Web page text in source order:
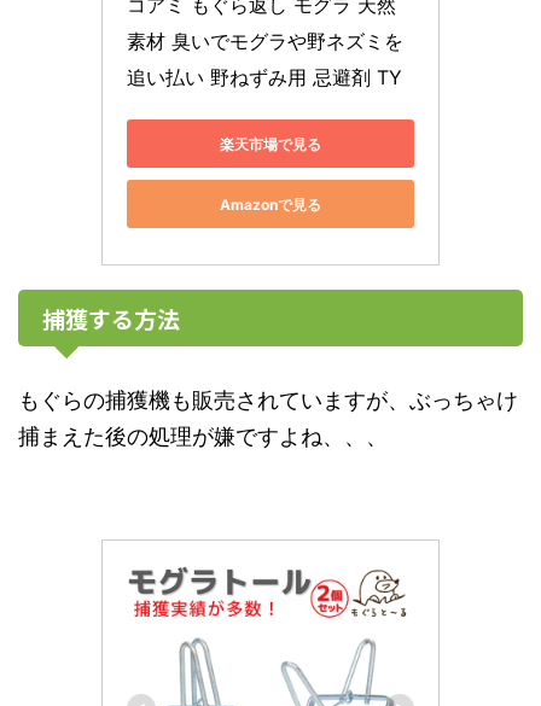
コアミ もぐら返し モグラ 天然
素材 臭いでモグラや野ネズミを
追い払い 野ねずみ用 忌避剤 TY
楽天市場で見る
Amazonで見る
捕獲する方法
もぐらの捕獲機も販売されていますが、ぶっちゃけ
捕まえた後の処理が嫌ですよね、、、